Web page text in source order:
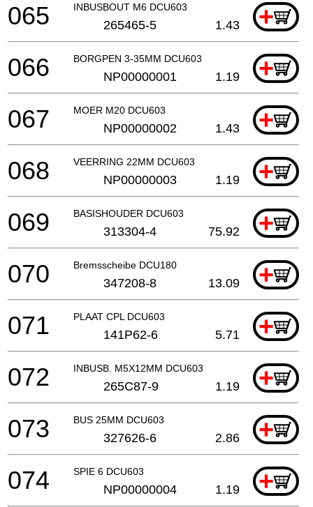
INBUSBOUT M6 DCU603 +
065 265465-5 1.43
BORGPEN 3-35MM DCU603 +
066 NP00000001 1.19
MOER M20 DCU603 +
067 NP00000002 1.43
VEERRING 22MM DCU603 +
068 NP00000003 1.19
BASISHOUDER DCU603 +
069 313304-4 75.92
Bremsscheibe DCU180 +
070 347208-8 13.09
PLAAT CPL DCU603 +
071 141P62-6 5.71
INBUSB. M5X12MM DCU603 +
072 265C87-9 1.19
BUS 25MM DCU603 +
073 327626-6 2.86
SPIE 6 DCU603 +
074 NP00000004 1.19